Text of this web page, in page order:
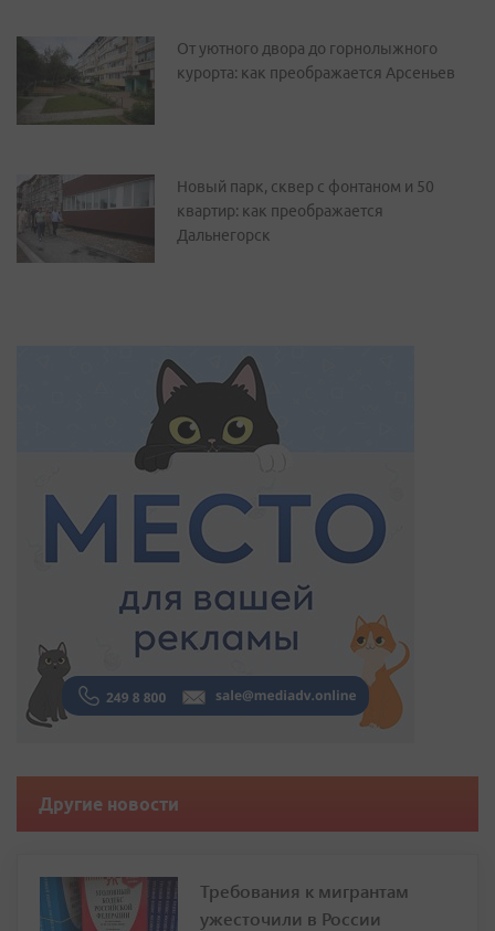
От уютного двора до горнолыжного
курорта: как преображается Арсеньев
Новый парк, сквер с фонтаном и 50
квартир: как преображается
Дальнегорск
Другие новости
Требования к мигрантам
ужесточили в России